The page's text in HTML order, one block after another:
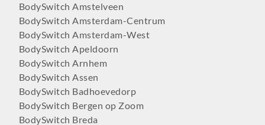
BodySwitch Amstelveen
BodySwitch Amsterdam-Centrum
BodySwitch Amsterdam-West
BodySwitch Apeldoorn
BodySwitch Arnhem
BodySwitch Assen
BodySwitch Badhoevedorp
BodySwitch Bergen op Zoom
BodySwitch Breda